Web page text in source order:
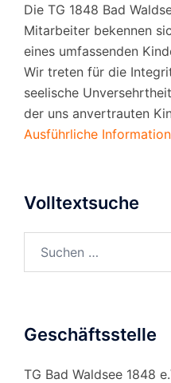
Die TG 1848 Bad
Mitarbeiter bekennen
eines umfassenden
Wir treten für die
seelische
der uns anvertrauten
Ausführliche
Volltextsuche
nach:
Geschäftsstelle
TG Bad Waldsee 1848